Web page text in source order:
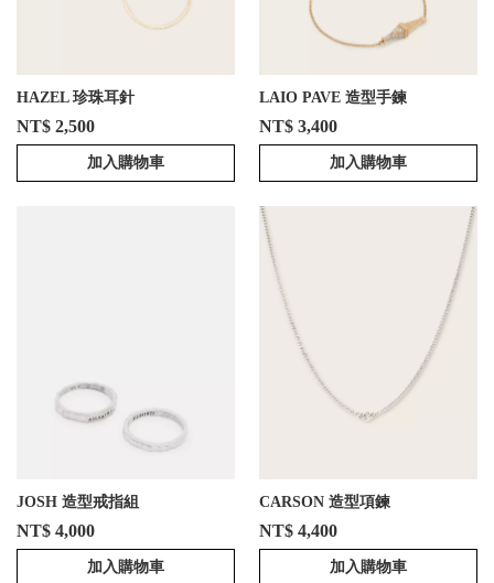
HAZEL 珍珠耳針
NT$ 2,500
加入購物車
LAIO PAVE 造型手鍊
NT$ 3,400
加入購物車
JOSH 造型戒指組
NT$ 4,000
加入購物車
CARSON 造型項鍊
NT$ 4,400
加入購物車